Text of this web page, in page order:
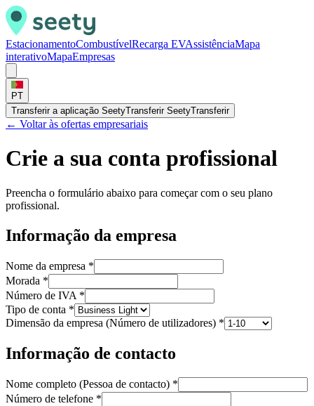
EstacionamentoCombustívelRecarga EVAssistênciaMapa
interativoMapaEmpresas
PT
Transferir a aplicação SeetyTransferir SeetyTransferir
← Voltar às ofertas empresariais
Crie a sua conta profissional
Preencha o formulário abaixo para começar com o seu plano
profissional.
Informação da empresa
Nome da empresa *
Morada *
Número de IVA *
Tipo de conta *
Dimensão da empresa (Número de utilizadores) *
Informação de contacto
Nome completo (Pessoa de contacto) *
Número de telefone *